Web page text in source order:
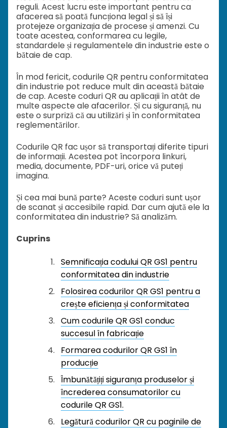
reguli. Acest lucru este important pentru ca
afacerea să poată funcționa legal și să își
protejeze organizația de procese și amenzi. Cu
toate acestea, conformarea cu legile,
standardele și regulamentele din industrie este o
bătaie de cap.
În mod fericit, codurile QR pentru conformitatea
din industrie pot reduce mult din această bătaie
de cap. Aceste coduri QR au aplicații în atât de
multe aspecte ale afacerilor. Și cu siguranță, nu
este o surpriză că au utilizări și în conformitatea
reglementărilor.
Codurile QR fac ușor să transportați diferite tipuri
de informații. Acestea pot încorpora linkuri,
media, documente, PDF-uri, orice vă puteți
imagina.
Și cea mai bună parte? Aceste coduri sunt ușor
de scanat și accesibile rapid. Dar cum ajută ele la
conformitatea din industrie? Să analizăm.
Cuprins
Semnificația codului QR GS1 pentru
conformitatea din industrie
Folosirea codurilor QR GS1 pentru a
crește eficiența și conformitatea
Cum codurile QR GS1 conduc
succesul în fabricație
Formarea codurilor QR GS1 în
producție
Îmbunătățiți siguranța produselor și
încrederea consumatorilor cu
codurile QR GS1.
Legătură codurilor QR cu paginile de